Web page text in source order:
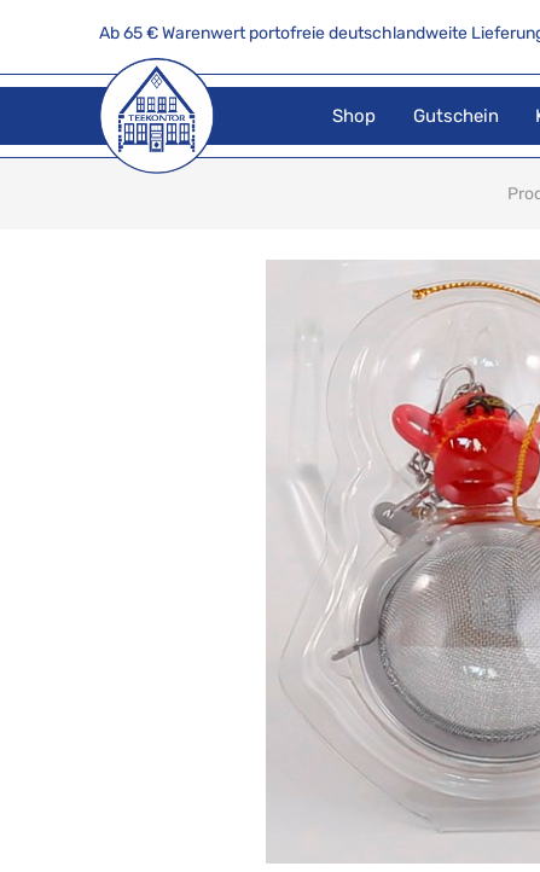
Ab 65 € Warenwert portofreie deutschlandweite
Shop Gutschein